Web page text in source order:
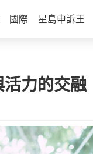
國際 星島申訴王
力的交融